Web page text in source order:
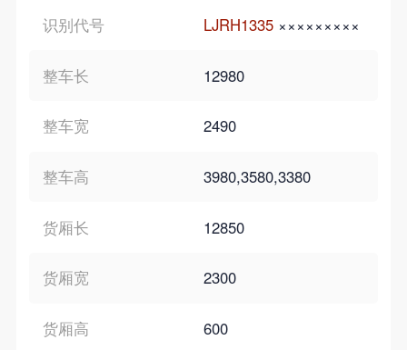
识别代号 LJRH1335 ×××××××××
整车长 12980
整车宽 2490
整车高 3980,3580,3380
货厢长 12850
货厢宽 2300
货厢高 600